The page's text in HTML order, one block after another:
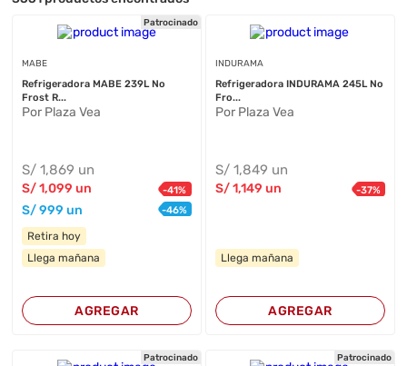
Patrocinado
MABE
Refrigeradora MABE 239L No
Frost R...
Por Plaza Vea
S/1,869 un
S/1,099 un -41%
S/999 un -46%
Retira hoy
Llega mañana
AGREGAR
INDURAMA
Refrigeradora INDURAMA 245L No
Fro...
Por Plaza Vea
S/ 1,849 un
S/1,149 un -37%
Llega mañana
AGREGAR
Patrocinado Patrocinado